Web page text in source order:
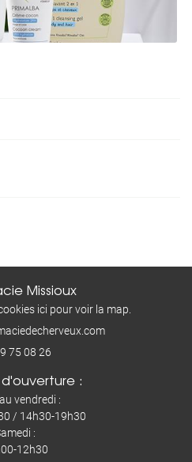
Missioux
ici pour voir la map.
75 08 26
:
vendredi :
/ 14h30-19h30
:
12h30